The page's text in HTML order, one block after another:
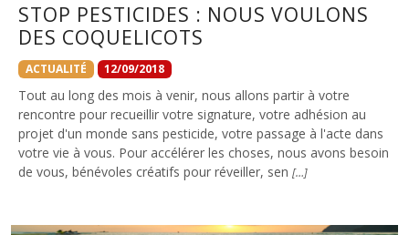
STOP PESTICIDES : NOUS VOULONS
DES COQUELICOTS
ACTUALITÉ 12/09/2018
Tout au long des mois à venir, nous allons partir à votre
rencontre pour recueillir votre signature, votre adhésion au
projet d'un monde sans pesticide, votre passage à l'acte dans
votre vie à vous. Pour accélérer les choses, nous avons besoin
de vous, bénévoles créatifs pour réveiller, sen […]